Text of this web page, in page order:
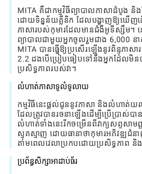
MITA គឺជាកម្មវិធីព្យាបាលភាសាដំបូង
ដោយទិន្នន័យគ្លីនិក ដែលបង្ហាញឱ្យឃើញដ
ភាសារបស់កុមារដែលមានជំងឺអូទីស្សឹម។ ន
ព្យាបាលជាមួយអ្នកចូលរួមជាង 6,000 នា
MITA បានធ្វើឱ្យប្រសើរឡើងនូវពិន្ទុភាស
2.2 ដងបើប្រៀបធៀបទៅនឹងអ្នកដែលមិន
ប្រសិទ្ធភាពរបស់វា។
លំហាត់ភាសាទូលំទូលាយ
កម្មវិធីនេះផ្តល់ជូននូវភាសា និងលំហាត់
ដែលត្រូវបានរចនាឡើងដើម្បីប្រើប្រាស់ប
លំហាត់ទាំងនេះរីកចម្រើនពីវាក្យសព្ទសាម
ស្មុគស្មាញ ដោយធានាថាកុមារអភិវឌ្ឍជំ
តាមពេលវេលាប្រកបដោយប្រសិទ្ធភាព និ
ប្រព័ន្ធសិក្សាអាដាប់ធ័រ